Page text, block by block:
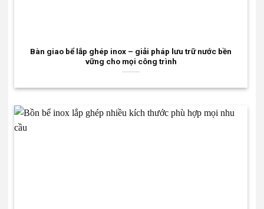
Bàn giao bể lắp ghép inox – giải pháp lưu trữ nước bền
vững cho mọi công trình